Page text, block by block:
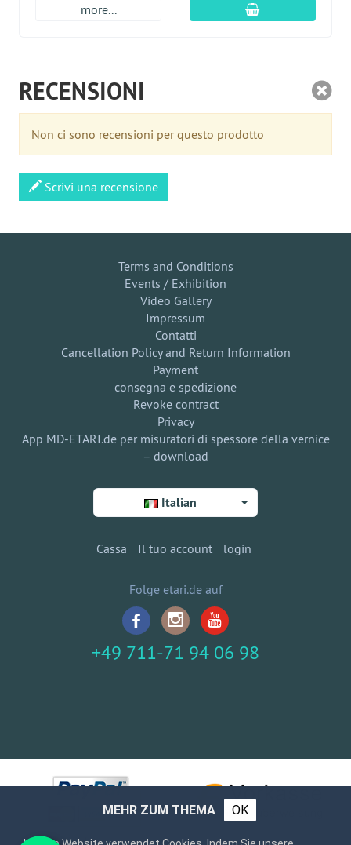
more... aggiungi al
RECENSIONI
Non ci sono recensioni per questo prodotto
Scrivi una recensione
Terms and Conditions
Events / Exhibition
Video Gallery
Impressum
Contatti
Cancellation Policy and Return Information
Payment
consegna e spedizione
Revoke contract
Privacy
App MD-ETARI.de per misuratori di spessore della vernice
– download
Italian
Cassa Il tuo account login
Folge etari.de auf
+49 711-71 94 06 98
MEHR ZUM THEMA OK